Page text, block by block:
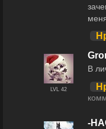
LVL 42
В
-